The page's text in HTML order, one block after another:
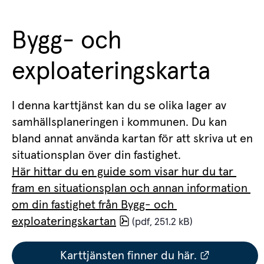
Bygg- och
exploateringskarta
I denna karttjänst kan du se olika lager av
samhällsplaneringen i kommunen. Du kan
bland annat använda kartan för att skriva ut en
situationsplan över din fastighet.
Här hittar du en guide som visar hur du tar
fram en situationsplan och annan information
om din fastighet från Bygg- och
exploateringskartan
pdf, 251.2 kB, öppnas i
(pdf, 251.2 kB)
Karttjänsten finner du här. Länk till